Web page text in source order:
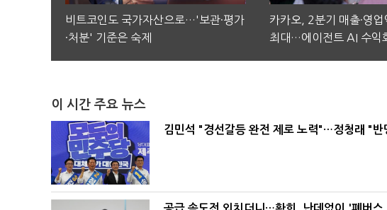
비트코인도 국가자산으로…'보관·평가
·처분' 기준은 숙제
카카오, 2분기 매출·영업
최대…에이전트 AI 수익
이 시간 주요 뉴스
김민석 "경선갈등 완전 제로 노력"…정청래 "반